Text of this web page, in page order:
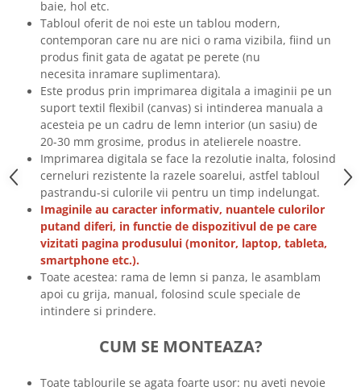
Tricouri biciclisti
Tricouri biciclisti MTB
Tricouri biciclisti BMX
Tricouri biciclisti downhill
Tricouri skateboard
Tricouri sport/fitness
Tricouri fitness/sala de forta
Tricouri yoga
baie, hol etc.
Tabloul oferit de noi este un tablou modern,
contemporan care nu are nici o rama vizibila, fiind un
produs finit gata de agatat pe perete (nu
necesita inramare suplimentara).
Este produs prin imprimarea digitala a imaginii pe un
suport textil flexibil (canvas) si intinderea manuala a
acesteia pe un cadru de lemn interior (un sasiu) de
20-30 mm grosime, produs in atelierele noastre.
Imprimarea digitala se face la rezolutie inalta, folosind
cerneluri rezistente la razele soarelui, astfel tabloul
pastrandu-si culorile vii pentru un timp indelungat.
Imaginile au caracter informativ, nuantele culorilor
putand diferi, in functie de dispozitivul de pe care
vizitati pagina produsului (monitor, laptop, tableta,
smartphone etc.).
Toate acestea: rama de lemn si panza, le asamblam
apoi cu grija, manual, folosind scule speciale de
intindere si prindere.
CUM SE MONTEAZA?
Toate tablourile se agata foarte usor: nu aveti nevoie